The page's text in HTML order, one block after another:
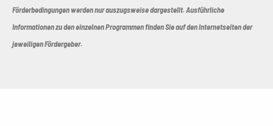
Förderbedingungen werden nur auszugsweise dargestellt. Ausführliche
Informationen zu den einzelnen Programmen finden Sie auf den Internetseiten der
jeweiligen Fördergeber.